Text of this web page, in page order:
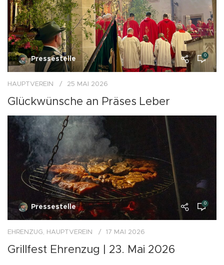
Pressestelle
0
HAUPTVEREIN 25 MAI 2026
Glückwünsche an Präses Leber
Pressestelle
0
EHRENZUG, HAUPTVEREIN 17 MAI 2026
Grillfest Ehrenzug | 23. Mai 2026